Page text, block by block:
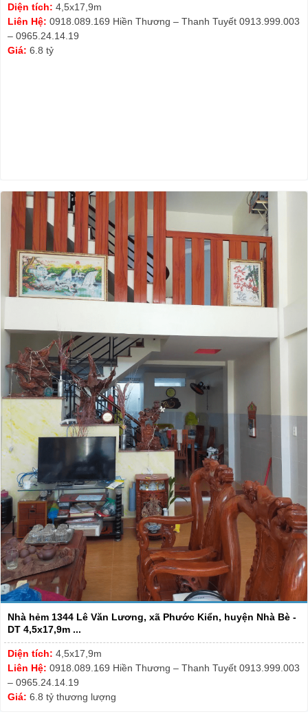
Diện tích: 4,5x17,9m
Liên Hệ: 0918.089.169 Hiền Thương – Thanh Tuyết 0913.999.003
– 0965.24.14.19
Giá: 6.8 tỷ
Nhà hẻm 1344 Lê Văn Lương, xã Phước Kiển, huyện Nhà Bè -
DT 4,5x17,9m ...
Diện tích: 4,5x17,9m
Liên Hệ: 0918.089.169 Hiền Thương – Thanh Tuyết 0913.999.003
– 0965.24.14.19
Giá: 6.8 tỷ thương lượng